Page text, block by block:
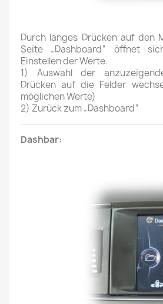
Durch langes Drücken auf den
Seite „Dashboard“ öffnet
Einstellen der Werte.
1) Auswahl der
Drücken auf die Felder
möglichen Werte)
2) Zurück zum „Dashboard“
Dashbar: